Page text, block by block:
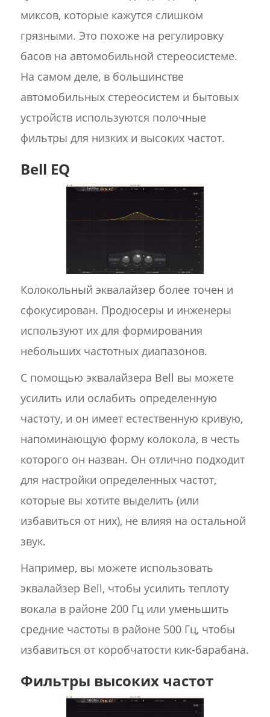
миксов, которые кажутся слишком
грязными. Это похоже на регулировку
басов на автомобильной стереосистеме.
На самом деле, в большинстве
автомобильных стереосистем и бытовых
устройств используются полочные
фильтры для низких и высоких частот.
Bell EQ
Колокольный эквалайзер более точен и
сфокусирован. Продюсеры и инженеры
используют их для формирования
небольших частотных диапазонов.
С помощью эквалайзера Bell вы можете
усилить или ослабить определенную
частоту, и он имеет естественную кривую,
напоминающую форму колокола, в честь
которого он назван. Он отлично подходит
для настройки определенных частот,
которые вы хотите выделить (или
избавиться от них), не влияя на остальной
звук.
Например, вы можете использовать
эквалайзер Bell, чтобы усилить теплоту
вокала в районе 200 Гц или уменьшить
средние частоты в районе 500 Гц, чтобы
избавиться от коробчатости кик-барабана.
Фильтры высоких частот